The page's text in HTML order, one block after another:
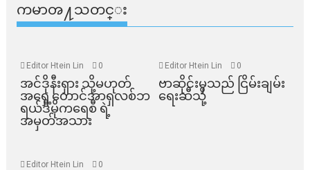
ကမာၻ႔သတင္း
Editor Htein Lin 0
အင်ဒိုနီးရှား သို့မဟုတ်
အရှေ့တောင်အာရှလစ်ဘ
ရယ်ဒီမိုကရေစီ ရဲ့
အမှတ်အသား
Editor Htein Lin 0
ဗာဆိုင်းမှသည် ငြိမ်းချမ်း
ရေးဆီသို့
Editor Htein Lin 0